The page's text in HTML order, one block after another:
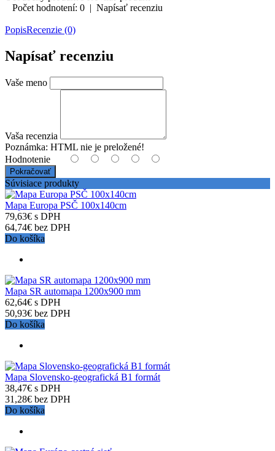
Počet hodnotení: 0 | Napísať recenziu
PopisRecenzie (0)
Napísať recenziu
Vaše meno
Vaša recenzia
Poznámka: HTML nie je preložené!
Hodnotenie
Pokračovať
Súvisiace produkty
Mapa Europa PSČ 100x140cm
79,63€ s DPH
64,74€ bez DPH
Do košíka
Mapa SR automapa 1200x900 mm
62,64€ s DPH
50,93€ bez DPH
Do košíka
Mapa Slovensko-geografická B1 formát
38,47€ s DPH
31,28€ bez DPH
Do košíka